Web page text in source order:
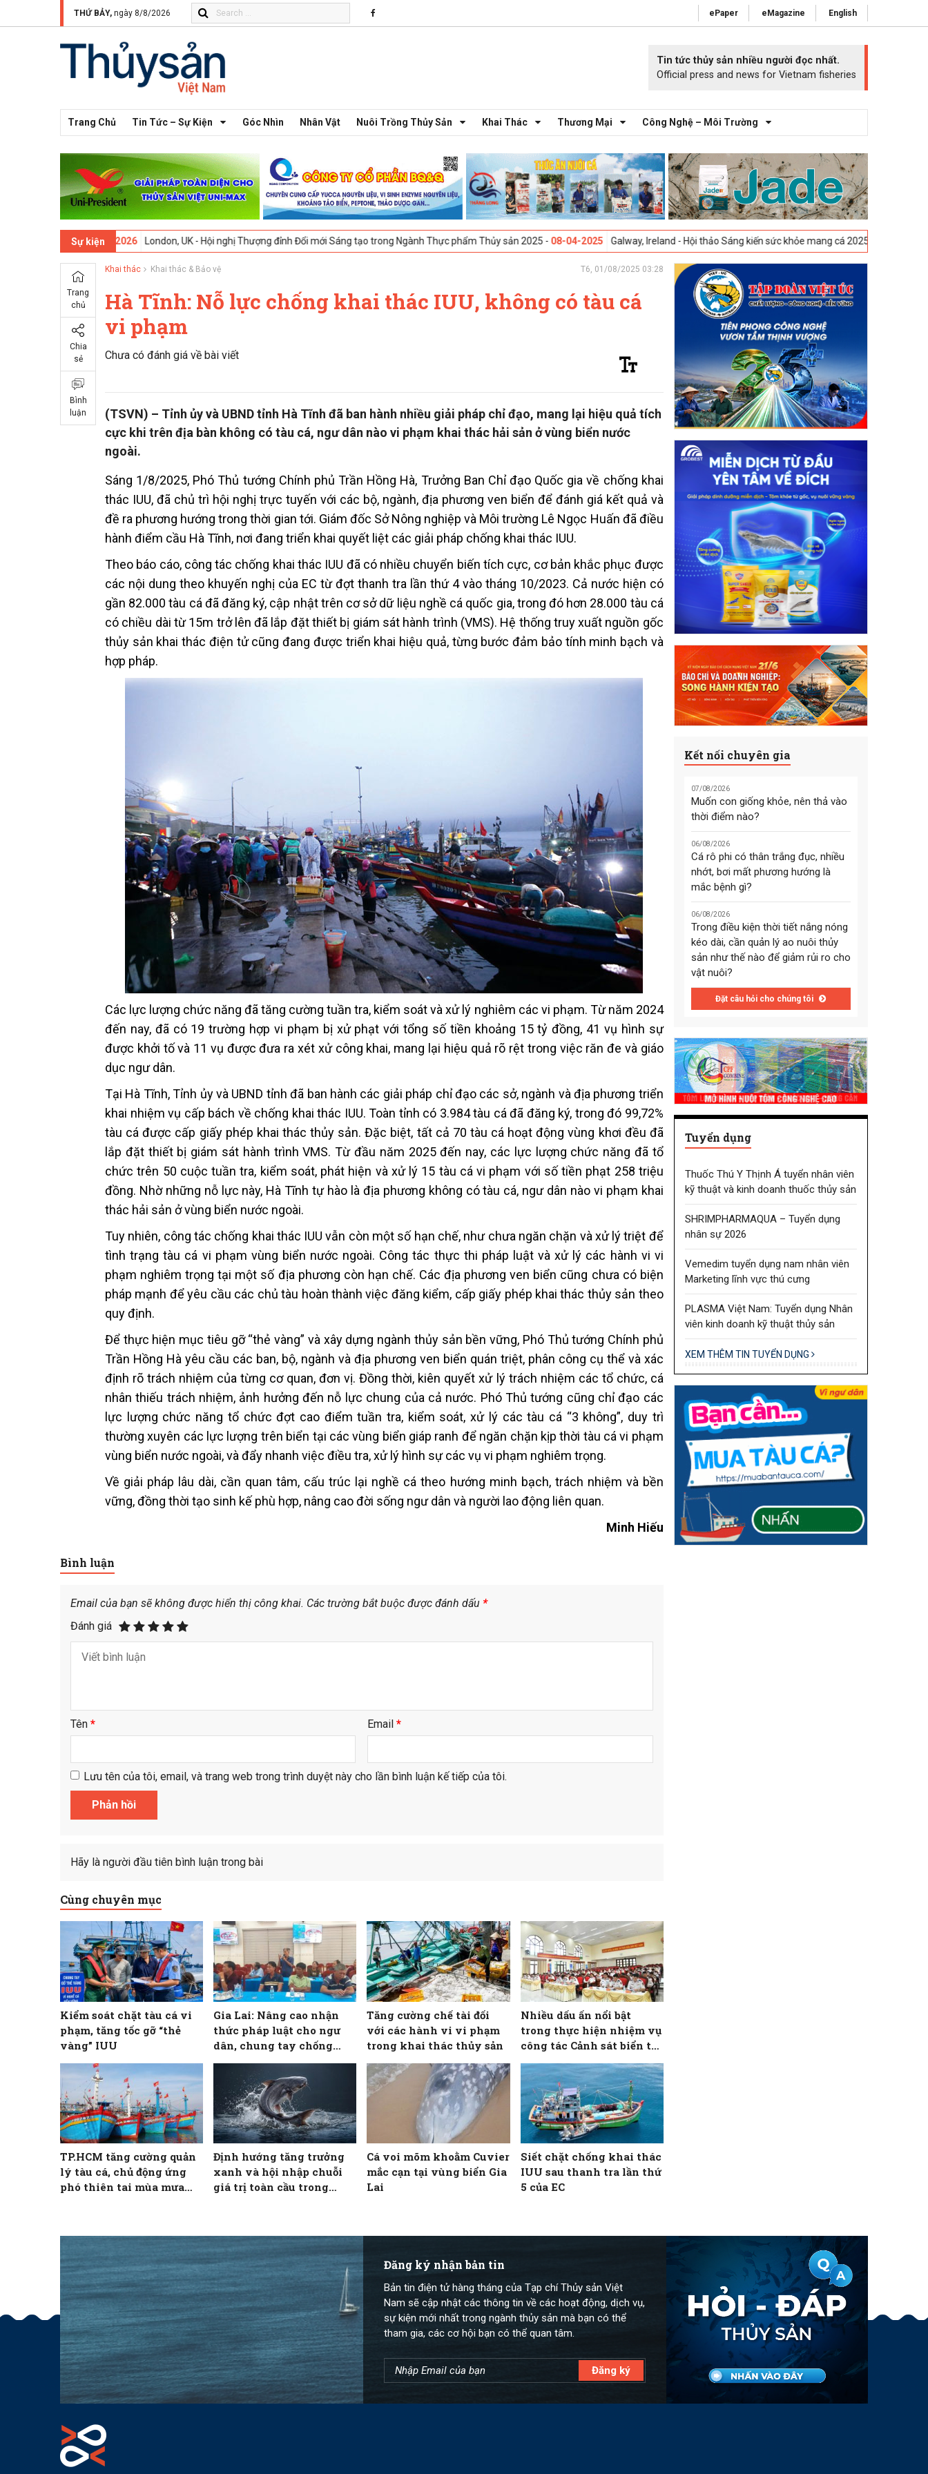
THỨ BẢY, ngày 8/8/2026 ePaper eMagazine English
Tin tức thủy sản nhiều người đọc nhất.
Official press and news for Vietnam fisheries
Trang Chủ Tin Tức – Sự Kiện Góc Nhìn Nhân Vật Nuôi Trồng Thủy Sản Khai Thác Thương Mại Công Nghệ – Môi Trường
Sự kiện
London, UK - Hội nghị Thượng đỉnh Đổi mới Sáng tạo trong Ngành Thực phẩm Thủy sản 2025 -08-04-2025 Galway, Ireland - Hội thảo Sáng kiến sức khỏe mang cá 2025 -23-04-2025
Trang
chủ
Chia
sẻ
Bình
luận
Khai thác Khai thác & Bảo vệ T6, 01/08/2025 03:28
Hà Tĩnh: Nỗ lực chống khai thác IUU, không có tàu cá
vi phạm
Chưa có đánh giá về bài viết
(TSVN) – Tỉnh ủy và UBND tỉnh Hà Tĩnh đã ban hành nhiều giải pháp chỉ đạo, mang lại hiệu quả tích
cực khi trên địa bàn không có tàu cá, ngư dân nào vi phạm khai thác hải sản ở vùng biển nước
ngoài.
Sáng 1/8/2025, Phó Thủ tướng Chính phủ Trần Hồng Hà, Trưởng Ban Chỉ đạo Quốc gia về chống khai
thác IUU, đã chủ trì hội nghị trực tuyến với các bộ, ngành, địa phương ven biển để đánh giá kết quả và
đề ra phương hướng trong thời gian tới. Giám đốc Sở Nông nghiệp và Môi trường Lê Ngọc Huấn đã điều
hành điểm cầu Hà Tĩnh, nơi đang triển khai quyết liệt các giải pháp chống khai thác IUU.
Theo báo cáo, công tác chống khai thác IUU đã có nhiều chuyển biến tích cực, cơ bản khắc phục được
các nội dung theo khuyến nghị của EC từ đợt thanh tra lần thứ 4 vào tháng 10/2023. Cả nước hiện có
gần 82.000 tàu cá đã đăng ký, cập nhật trên cơ sở dữ liệu nghề cá quốc gia, trong đó hơn 28.000 tàu cá
có chiều dài từ 15m trở lên đã lắp đặt thiết bị giám sát hành trình (VMS). Hệ thống truy xuất nguồn gốc
thủy sản khai thác điện tử cũng đang được triển khai hiệu quả, từng bước đảm bảo tính minh bạch và
hợp pháp.
Các lực lượng chức năng đã tăng cường tuần tra, kiểm soát và xử lý nghiêm các vi phạm. Từ năm 2024
đến nay, đã có 19 trường hợp vi phạm bị xử phạt với tổng số tiền khoảng 15 tỷ đồng, 41 vụ hình sự
được khởi tố và 11 vụ được đưa ra xét xử công khai, mang lại hiệu quả rõ rệt trong việc răn đe và giáo
dục ngư dân.
Tại Hà Tĩnh, Tỉnh ủy và UBND tỉnh đã ban hành các giải pháp chỉ đạo các sở, ngành và địa phương triển
khai nhiệm vụ cấp bách về chống khai thác IUU. Toàn tỉnh có 3.984 tàu cá đã đăng ký, trong đó 99,72%
tàu cá được cấp giấy phép khai thác thủy sản. Đặc biệt, tất cả 70 tàu cá hoạt động vùng khơi đều đã
lắp đặt thiết bị giám sát hành trình VMS. Từ đầu năm 2025 đến nay, các lực lượng chức năng đã tổ
chức trên 50 cuộc tuần tra, kiểm soát, phát hiện và xử lý 15 tàu cá vi phạm với số tiền phạt 258 triệu
đồng. Nhờ những nỗ lực này, Hà Tĩnh tự hào là địa phương không có tàu cá, ngư dân nào vi phạm khai
thác hải sản ở vùng biển nước ngoài.
Tuy nhiên, công tác chống khai thác IUU vẫn còn một số hạn chế, như chưa ngăn chặn và xử lý triệt để
tình trạng tàu cá vi phạm vùng biển nước ngoài. Công tác thực thi pháp luật và xử lý các hành vi vi
phạm nghiêm trọng tại một số địa phương còn hạn chế. Các địa phương ven biển cũng chưa có biện
pháp mạnh để yêu cầu các chủ tàu hoàn thành việc đăng kiểm, cấp giấy phép khai thác thủy sản theo
quy định.
Để thực hiện mục tiêu gỡ “thẻ vàng” và xây dựng ngành thủy sản bền vững, Phó Thủ tướng Chính phủ
Trần Hồng Hà yêu cầu các ban, bộ, ngành và địa phương ven biển quán triệt, phân công cụ thể và xác
định rõ trách nhiệm của từng cơ quan, đơn vị. Đồng thời, kiên quyết xử lý trách nhiệm các tổ chức, cá
nhân thiếu trách nhiệm, ảnh hưởng đến nỗ lực chung của cả nước. Phó Thủ tướng cũng chỉ đạo các
lực lượng chức năng tổ chức đợt cao điểm tuần tra, kiểm soát, xử lý các tàu cá “3 không”, duy trì
thường xuyên các lực lượng trên biển tại các vùng biển giáp ranh để ngăn chặn kịp thời tàu cá vi phạm
vùng biển nước ngoài, và đẩy nhanh việc điều tra, xử lý hình sự các vụ vi phạm nghiêm trọng.
Về giải pháp lâu dài, cần quan tâm, cấu trúc lại nghề cá theo hướng minh bạch, trách nhiệm và bền
vững, đồng thời tạo sinh kế phù hợp, nâng cao đời sống ngư dân và người lao động liên quan.
Minh Hiếu
Bình luận
Email của bạn sẽ không được hiển thị công khai. Các trường bắt buộc được đánh dấu *
Đánh giá
Tên * Email*
Lưu tên của tôi, email, và trang web trong trình duyệt này cho lần bình luận kế tiếp của tôi.
Hãy là người đầu tiên bình luận trong bài
Cùng chuyên mục
Kiểm soát chặt tàu cá vi
phạm, tăng tốc gỡ “thẻ
vàng” IUU
Gia Lai: Nâng cao nhận
thức pháp luật cho ngư
dân, chung tay chống
khai thác IUU
Tăng cường chế tài đối
với các hành vi vi phạm
trong khai thác thủy sản
Nhiều dấu ấn nổi bật
trong thực hiện nhiệm vụ
công tác Cảnh sát biển tại
Hải đội 102
TP.HCM tăng cường quản
lý tàu cá, chủ động ứng
phó thiên tai mùa mưa
Định hướng tăng trưởng
xanh và hội nhập chuỗi
giá trị toàn cầu trong
Cá voi mõm khoằm Cuvier
mắc cạn tại vùng biển Gia
Lai
Siết chặt chống khai thác
IUU sau thanh tra lần thứ
5 của EC
Kết nối chuyên gia
07/08/2026
Muốn con giống khỏe, nên thả vào
thời điểm nào?
06/08/2026
Cá rô phi có thân trắng đục, nhiều
nhớt, bơi mất phương hướng là
mắc bệnh gì?
06/08/2026
Trong điều kiện thời tiết nắng nóng
kéo dài, cần quản lý ao nuôi thủy
sản như thế nào để giảm rủi ro cho
vật nuôi?
Đặt câu hỏi cho chúng tôi
Tuyển dụng
Thuốc Thú Y Thịnh Á tuyển nhân viên
kỹ thuật và kinh doanh thuốc thủy sản
SHRIMPHARMAQUA – Tuyển dụng
nhân sự 2026
Vemedim tuyển dụng nam nhân viên
Marketing lĩnh vực thú cưng
PLASMA Việt Nam: Tuyển dụng Nhân
viên kinh doanh kỹ thuật thủy sản
XEM THÊM TIN TUYỂN DỤNG
Đăng ký nhận bản tin
Bản tin điện tử hàng tháng của Tạp chí Thủy sản Việt
Nam sẽ cập nhật các thông tin về các hoạt động, dịch vụ,
sự kiện mới nhất trong ngành thủy sản mà bạn có thể
tham gia, các cơ hội bạn có thể quan tâm.